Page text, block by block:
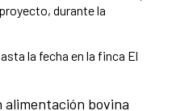
durante la
la fecha en la finca El
alimentación bovina